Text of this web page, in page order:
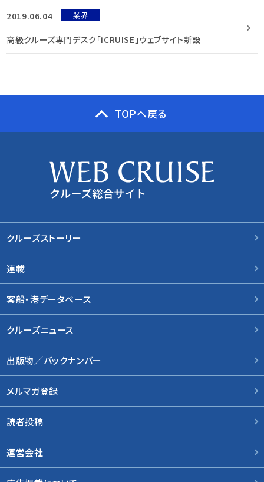
2019.06.04 業界
高級クルーズ専門デスク「iCRUISE」ウェブサイト新設
TOPへ戻る
クルーズストーリー
連載
客船・港データベース
クルーズニュース
出版物／バックナンバー
メルマガ登録
読者投稿
運営会社